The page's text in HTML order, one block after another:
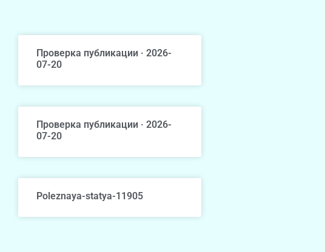
Проверка публикации · 2026-
07-20
Проверка публикации · 2026-
07-20
Poleznaya-statya-11905